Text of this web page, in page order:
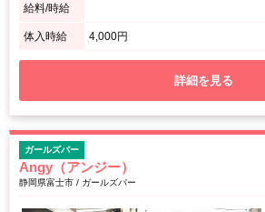
給料/時給
体入時給 4,000円
詳細を見る
ガールズバー
Angy（アンジー）
静岡県富士市 / ガールズバー